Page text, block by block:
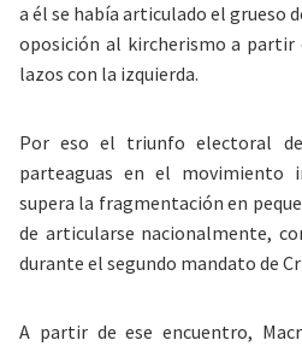
a él se había articulado el grueso
oposición al kircherismo a partir
lazos con la izquierda.
Por eso el triunfo electoral
parteaguas en el movimiento
supera la fragmentación en
de articularse nacionalmente,
durante el segundo mandato de
A partir de ese encuentro,